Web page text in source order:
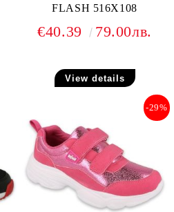
FLASH 516X108
€40.39 79.00лв.
View details
-29%